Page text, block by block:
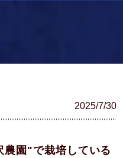
2025/7/30
園"で栽培している